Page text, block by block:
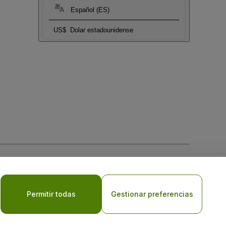
Español (ES)
US$ Dolar estadounidense
laPolítica de Privacidad para Móviles
Permitir todas Gestionar preferencias